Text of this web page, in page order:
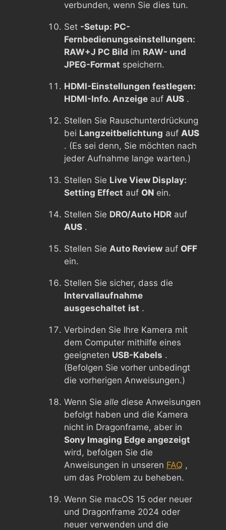
verbunden, wenn Sie dies tun.
Set -Setup: PC-
Fernbedienungseinstellungen:
RAW+J PC Bild im RAW- und
JPEG-Format speichern.
HDMI-Einstellungen festlegen:
HDMI-Info. Anzeige auf AUS .
Stellen Sie Rauschunterdrückung
bei Langzeitbelichtung auf AUS
. (Es sei denn, Sie möchten nach
jeder Aufnahme lange warten.)
Stellen Sie Live View Display:
Setting Effect auf ON ein.
Stellen Sie DRO/Auto HDR auf
AUS .
Stellen Sie Auto Review auf OFF
ein.
Stellen Sie sicher, dass die
Intervallaufnahme
ausgeschaltet ist .
Verbinden Sie Ihre Kamera mit
dem Computer mithilfe eines
geeigneten USB-Kabels .
(Befolgen Sie vorher unbedingt
die vorherigen Anweisungen.)
Wenn Sie alle diese Anweisungen
befolgt haben und die Kamera
nicht in Dragonframe, aber in
Sony Imaging Edge angezeigt
wird, befolgen Sie die
Anweisungen in unseren FAQ ,
um das Problem zu beheben.
Wenn Sie macOS 15 oder neuer
und Dragonframe 2024 oder
neuer verwenden und die